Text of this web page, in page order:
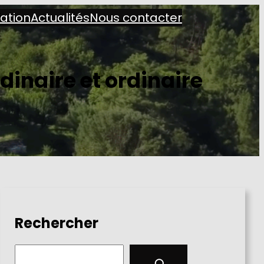
ActualitésNous contacter
et ordinaire
Rechercher